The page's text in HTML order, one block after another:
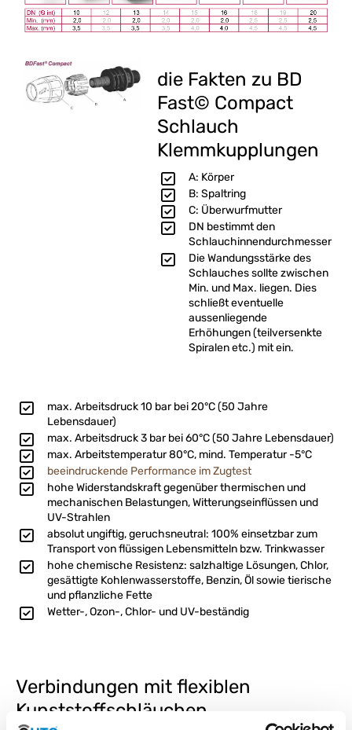
die Fakten zu BD
Fast© Compact
Schlauch
Klemmkupplungen
A: Körper
B: Spaltring
C: Überwurfmutter
DN bestimmt den
Schlauchinnendurchmesser
Die Wandungsstärke des
Schlauches sollte zwischen
Min. und Max. liegen. Dies
schließt eventuelle
aussenliegende
Erhöhungen (teilversenkte
Spiralen etc.) mit ein.
max. Arbeitsdruck 10 bar bei 20°C (50 Jahre
Lebensdauer)
max. Arbeitsdruck 3 bar bei 60°C (50 Jahre Lebensdauer)
max. Arbeitstemperatur 80°C, mind. Temperatur -5°C
beeindruckende Performance im Zugtest
hohe Widerstandskraft gegenüber thermischen und
mechanischen Belastungen, Witterungseinflüssen und
UV-Strahlen
absolut ungiftig, geruchsneutral: 100% einsetzbar zum
Transport von flüssigen Lebensmitteln bzw. Trinkwasser
hohe chemische Resistenz: salzhaltige Lösungen, Chlor,
gesättigte Kohlenwasserstoffe, Benzin, Öl sowie tierische
und pflanzliche Fette
Wetter-, Ozon-, Chlor- und UV-beständig
Verbindungen mit flexiblen
Kunststoffschläuchen